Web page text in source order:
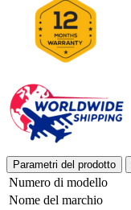
Parametri del prodotto
Numero di modello
Nome del marchio